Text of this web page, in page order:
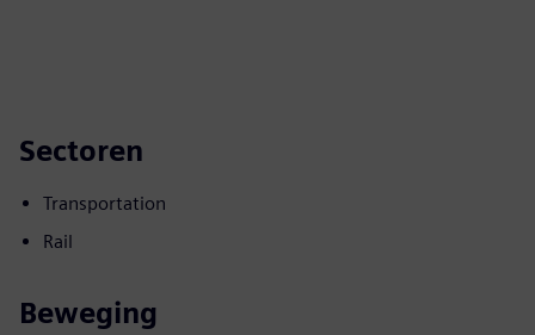
Sectoren
Transportation
Rail
Beweging